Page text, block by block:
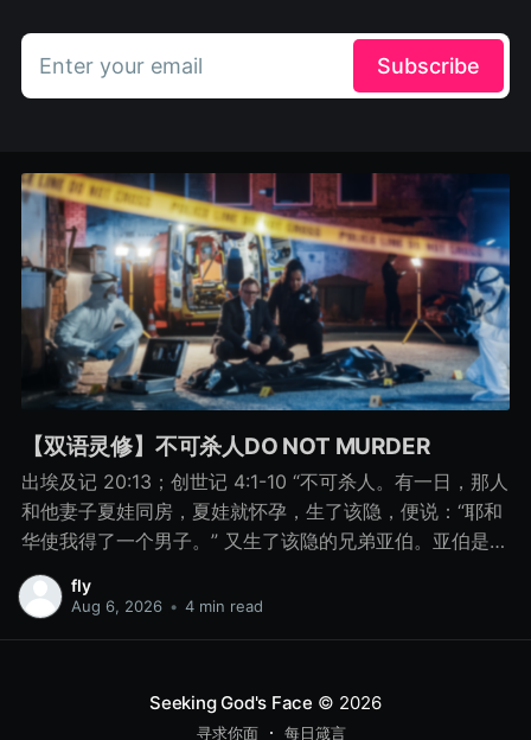
Enter your email Subscribe
【双语灵修】不可杀人DO NOT MURDER
出埃及记 20:13；创世记 4:1-10 “不可杀人。有一日，那人
和他妻子夏娃同房，夏娃就怀孕，生了该隐，便说：“耶和
华使我得了一个男子。” 又生了该隐的兄弟亚伯。亚伯是牧
羊的，该隐是种地的。 有一日，该隐拿地里的出产为供物
献给耶和华， 亚伯也将他羊群中头生的和羊的脂油献上。
为什么发怒呢？你为什么变了脸色呢？ 你若行得好，岂不
蒙悦纳？你若行得不好，罪就伏在门前。它必恋慕你，你
fly
Aug 6, 2026 • 4 min read
Seeking God's Face © 2026
寻求你面 每日箴言